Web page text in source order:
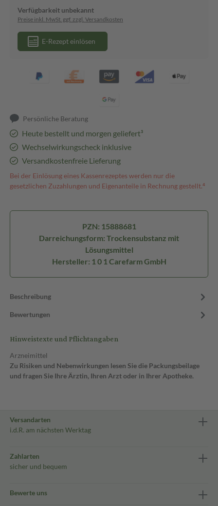
Verfügbarkeit unbekannt
Preise inkl. MwSt. ggf. zzgl. Versandkosten
E-Rezept einlösen
Persönliche Beratung
Heute bestellt und morgen geliefert³
Wechselwirkungscheck inklusive
Versandkostenfreie Lieferung
Bei der Einlösung eines Kassenrezeptes werden nur die
gesetzlichen Zuzahlungen und Eigenanteile in Rechnung gestellt.⁴
PZN: 15888681
Darreichungsform: Trockensubstanz mit
Lösungsmittel
Hersteller: 1 0 1 Carefarm GmbH
Beschreibung
Bewertungen
Hinweistexte und Pflichtangaben
Arzneimittel
Zu Risiken und Nebenwirkungen lesen Sie die Packungsbeilage
und fragen Sie Ihre Ärztin, Ihren Arzt oder in Ihrer Apotheke.
Versandarten
i.d.R. am nächsten Werktag
Zahlarten
sicher und bequem
Bewerte uns